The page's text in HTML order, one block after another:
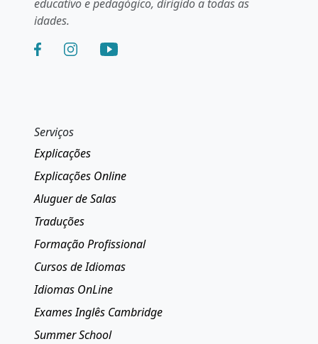
educativo e pedagógico, dirigido a todas as
idades.
Serviços
Explicações
Explicações Online
Aluguer de Salas
Traduções
Formação Profissional
Cursos de Idiomas
Idiomas OnLine
Exames Inglês Cambridge
Summer School